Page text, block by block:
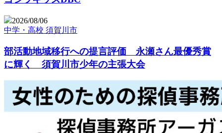
2026/08/06
中学・高校 須賀川市
部活動地域移行への提言評価 永瀬さん最優秀賞
に輝く 須賀川市少年の主張大会